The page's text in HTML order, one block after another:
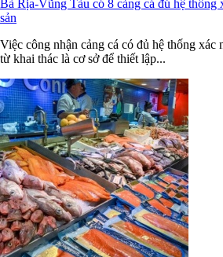
Bà Rịa-Vũng Tàu có 8 cảng cá đủ hệ thống
sản
Việc công nhận cảng cá có đủ hệ thống xác
từ khai thác là cơ sở để thiết lập...